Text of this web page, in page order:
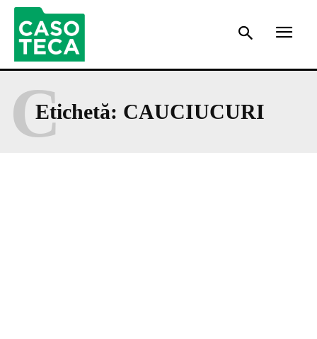
Etichetă: CAUCIUCURI
C